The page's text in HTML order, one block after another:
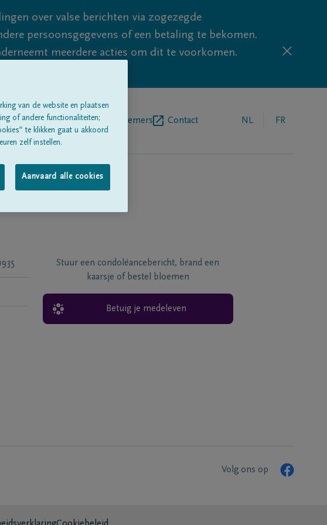
over valse berichten via zogezegde
persoonsgegevens of een betaling te bekomen.
meerdere acties om dit te voorkomen.
Over onsBegrafenisondernemers Contact NL FR
Stuur een condoléancebericht, brand een
kaarsje of bestel bloemen
Betuig je medeleven
Volg ons op
van de website en plaatsen
of andere functionaliteiten;
te klikken gaat u akkoord
zelf instellen.
Aanvaard alle cookies